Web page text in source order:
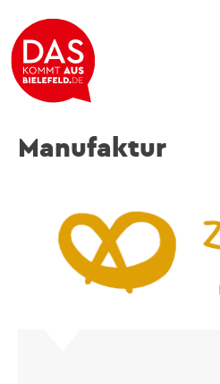
Zorahs Sauerteig
Manufaktur